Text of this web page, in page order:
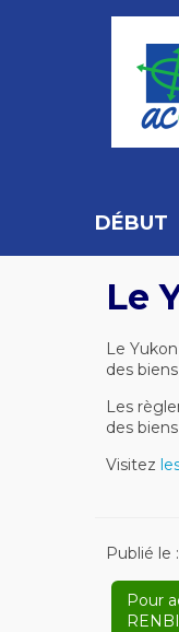
DÉBUT
Le
Le
des
Les
des
Visitez
Publié le :
Pour